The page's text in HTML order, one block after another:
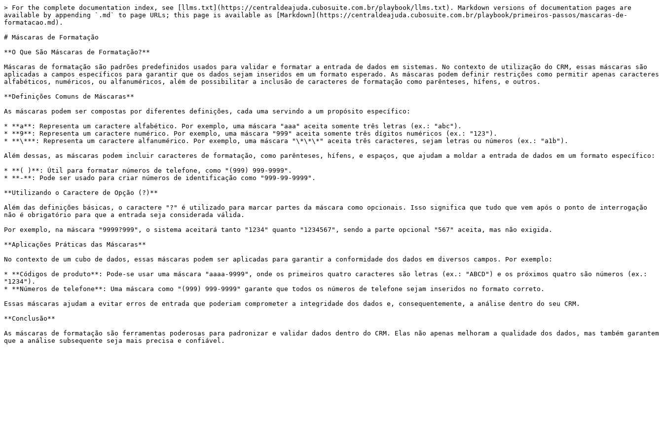
> For the complete documentation index, see [llms.txt](https://centraldeajuda.cubosuite.com.br/playbook/llms.txt). Markdown versions of documentation pages are
available by appending `.md` to page URLs; this page is available as [Markdown](https://centraldeajuda.cubosuite.com.br/playbook/primeiros-passos/mascaras-de-
formatacao.md).
# Máscaras de Formatação
**O Que São Máscaras de Formatação?**
Máscaras de formatação são padrões predefinidos usados para validar e formatar a entrada de dados em sistemas. No contexto de utilização do CRM, essas máscaras são
aplicadas a campos específicos para garantir que os dados sejam inseridos em um formato esperado. As máscaras podem definir restrições como permitir apenas caracteres
alfabéticos, numéricos, ou alfanuméricos, além de possibilitar a inclusão de caracteres de formatação como parênteses, hífens, e outros.
**Definições Comuns de Máscaras**
As máscaras podem ser compostas por diferentes definições, cada uma servindo a um propósito específico:
* **a**: Representa um caractere alfabético. Por exemplo, uma máscara "aaa" aceita somente três letras (ex.: "abc").
* **9**: Representa um caractere numérico. Por exemplo, uma máscara "999" aceita somente três dígitos numéricos (ex.: "123").
* **\***: Representa um caractere alfanumérico. Por exemplo, uma máscara "\*\*\*" aceita três caracteres, sejam letras ou números (ex.: "a1b").
Além dessas, as máscaras podem incluir caracteres de formatação, como parênteses, hífens, e espaços, que ajudam a moldar a entrada de dados em um formato específico:
* **( )**: Útil para formatar números de telefone, como "(999) 999-9999".
* **-**: Pode ser usado para criar números de identificação como "999-99-9999".
**Utilizando o Caractere de Opção (?)**
Além das definições básicas, o caractere "?" é utilizado para marcar partes da máscara como opcionais. Isso significa que tudo que vem após o ponto de interrogação
não é obrigatório para que a entrada seja considerada válida.
Por exemplo, na máscara "9999?999", o sistema aceitará tanto "1234" quanto "1234567", sendo a parte opcional "567" aceita, mas não exigida.
**Aplicações Práticas das Máscaras**
No contexto de um cubo de dados, essas máscaras podem ser aplicadas para garantir a conformidade dos dados em diversos campos. Por exemplo:
* **Códigos de produto**: Pode-se usar uma máscara "aaaa-9999", onde os primeiros quatro caracteres são letras (ex.: "ABCD") e os próximos quatro são números (ex.:
"1234").
* **Números de telefone**: Uma máscara como "(999) 999-9999" garante que todos os números de telefone sejam inseridos no formato correto.
Essas máscaras ajudam a evitar erros de entrada que poderiam comprometer a integridade dos dados e, consequentemente, a análise dentro do seu CRM.
**Conclusão**
As máscaras de formatação são ferramentas poderosas para padronizar e validar dados dentro do CRM. Elas não apenas melhoram a qualidade dos dados, mas também garantem